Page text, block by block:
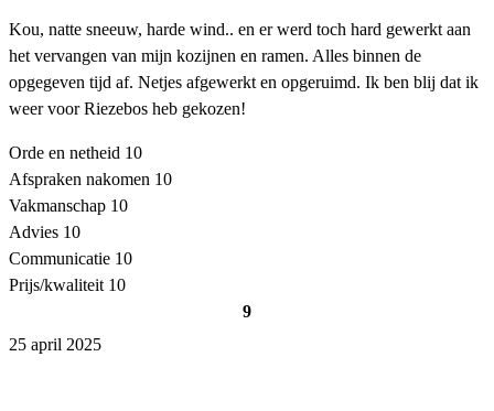
Kou, natte sneeuw, harde wind.. en er werd toch hard gewerkt aan
het vervangen van mijn kozijnen en ramen. Alles binnen de
opgegeven tijd af. Netjes afgewerkt en opgeruimd. Ik ben blij dat ik
weer voor Riezebos heb gekozen!
Orde en netheid 10
Afspraken nakomen 10
Vakmanschap 10
Advies 10
Communicatie 10
Prijs/kwaliteit 10
9
25 april 2025